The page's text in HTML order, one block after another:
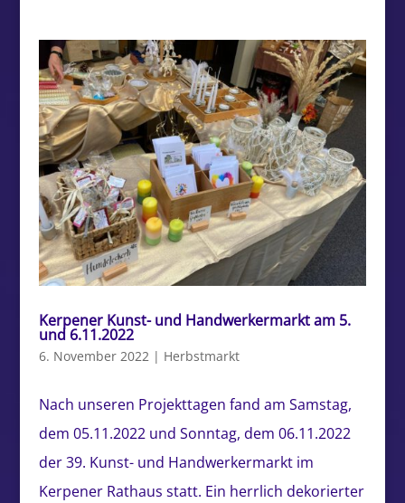
Kerpener Kunst- und Handwerkermarkt am 5.
und 6.11.2022
6. November 2022| Herbstmarkt
Nach unseren Projekttagen fand am Samstag,
dem 05.11.2022 und Sonntag, dem 06.11.2022
der 39. Kunst- und Handwerkermarkt im
Kerpener Rathaus statt. Ein herrlich dekorierter